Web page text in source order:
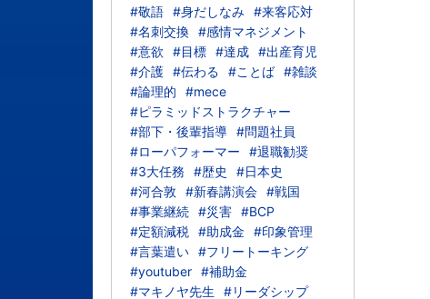
#敬語 #身だしなみ #来客応対
#名刺交換 #感情マネジメント
#意欲
#目標 #達成 #出産育児
#介護 #伝わる #ことば #雑談
#論理的
#mece
#ピラミッドストラクチャー
#部下・後輩指導 #問題社員
#ローパフォーマー
#退職勧奨
#3大任務
#歴史
#日本史
#河合敦
#新春講演会 #戦国
#事業継続 #災害 #BCP
#定額減税 #助成金
#印象管理
#言葉遣い #フリートーキング
#youtuber #補助金
#マキノヤ先生
#リーダシップ